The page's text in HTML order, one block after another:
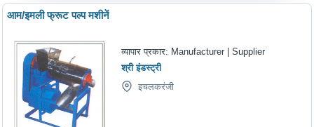
आम/इमली फ्रूट पल्प मशीनें
व्यापार प्रकार: Manufacturer | Supplier
श्री इंडस्ट्री
इचलकरंजी